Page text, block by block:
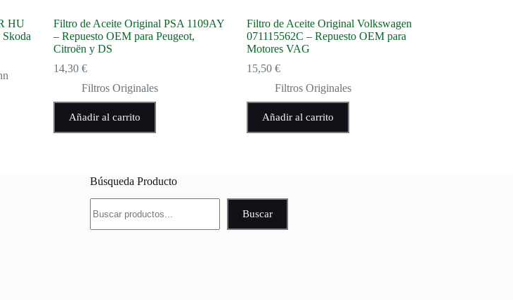
HU
Filtro de Aceite Original PSA 1109AY
– Repuesto OEM para Peugeot,
Citroën y DS
14,30 €
Filtros Originales
Añadir al carrito
Filtro de Aceite Original Volkswagen
071115562C – Repuesto OEM para
Motores VAG
15,50 €
Filtros Originales
Añadir al carrito
Búsqueda Producto
Buscar